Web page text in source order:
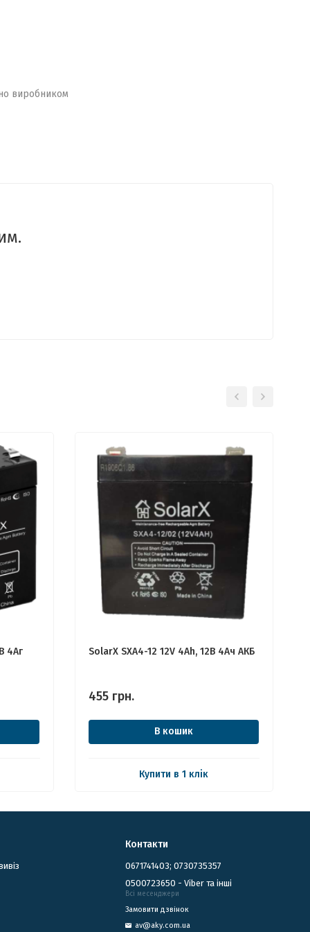
виробником
4Аг
SolarX SXA4-12 12V 4Ah, 12В 4Ач АКБ
455 грн.
В кошик
Купити в 1 клік
Контакти
0671741403; 0730735357
0500723650 - Viber та інші
Всі месенджери
Замовити дзвінок
av@aky.com.ua